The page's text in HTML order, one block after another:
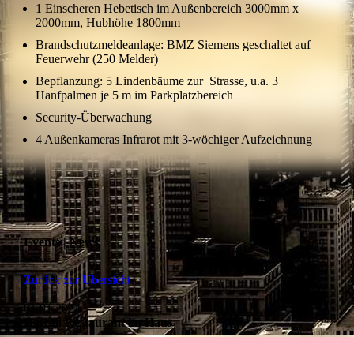
1 Einscheren Hebetisch im Außenbereich 3000mm x
2000mm, Hubhöhe 1800mm
Brandschutzmeldeanlage: BMZ Siemens geschaltet auf
Feuerwehr (250 Melder)
Bepflanzung: 5 Lindenbäume zur Strasse, u.a. 3
Hanfpalmen je 5 m im Parkplatzbereich
Security-Überwachung
4 Außenkameras Infrarot mit 3-wöchiger Aufzeichnung
Events | News
Zurück zur Übersicht
01.01.2024
Hawaii Restaurant im Haus